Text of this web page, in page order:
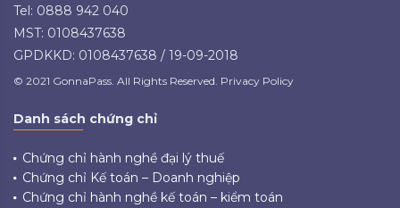
Tel: 0888 942 040
MST: 0108437638
GPDKKD: 0108437638 / 19-09-2018
© 2021 GonnaPass. All Rights Reserved. Privacy Policy
Danh sách chứng chỉ
Chứng chỉ hành nghề đại lý thuế
Chứng chỉ Kế toán – Doanh nghiệp
Chứng chỉ hành nghề kế toán – kiểm toán